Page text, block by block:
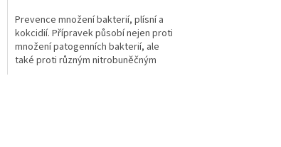
Prevence množení bakterií, plísní a
kokcidií. Přípravek působí nejen proti
množení patogenních bakterií, ale
také proti různým nitrobuněčným